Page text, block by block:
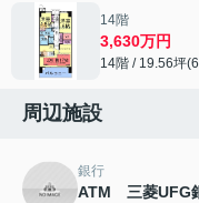
14階
3,630万円
14階 / 19.56坪
周辺施設
銀行
ATM 三菱UFG